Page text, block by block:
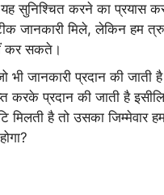
यह सुनिश्चित करने का प्रयास
जानकारी मिले, लेकिन हम
कर सकते।
भी जानकारी प्रदान की जाती
करके प्रदान की जाती है
है तो उसका जिम्मेवार